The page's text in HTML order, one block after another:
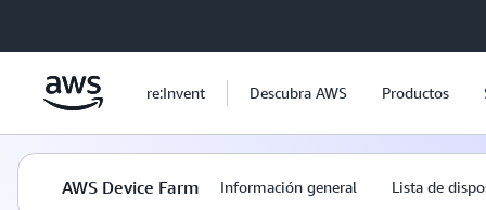
re:Invent Descubra AWS Productos
AWS Device Farm Información general Lista de